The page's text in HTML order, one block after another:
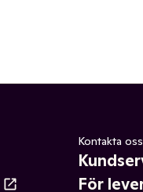
Kontakta oss
För